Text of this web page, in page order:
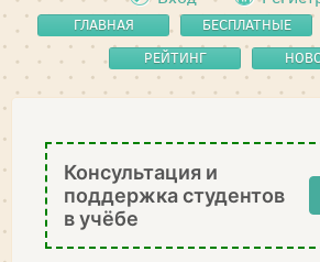
ГЛАВНАЯ
БЕСПЛАТНЫЕ
РЕФЕРАТЫ
РЕЙТИНГ
Консультация и
поддержка студентов
в учёбе